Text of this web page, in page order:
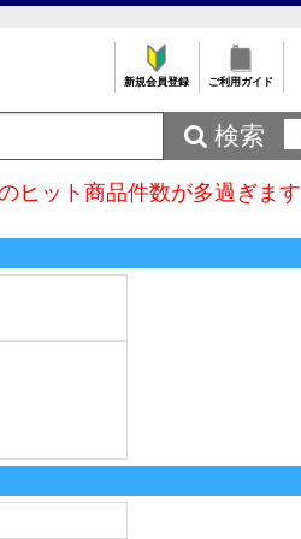
新規会員登録 ご利用ガイド
 検索
ヒット商品件数が多過ぎます